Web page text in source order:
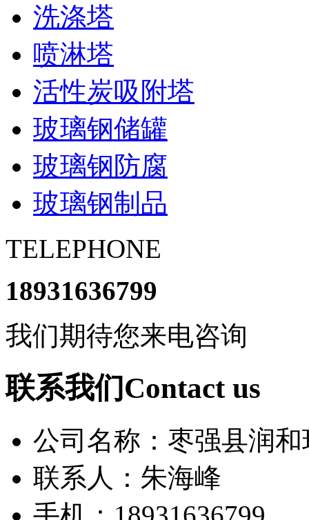
洗涤塔
喷淋塔
活性炭吸附塔
玻璃钢储罐
玻璃钢防腐
玻璃钢制品
TELEPHONE
18931636799
我们期待您来电咨询
联系我们Contact us
公司名称：枣强县润
联系人：朱海峰